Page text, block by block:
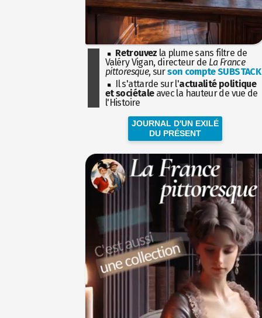
Retrouvez la plume sans filtre de
Valéry Vigan, directeur de La France
pittoresque, surson compte SUBSTACK
Il s'attarde sur l'actualité politique
et sociétaleavec la hauteur de vue de
l'Histoire
JOURNAL D'UN EXILÉ
DU PRÉSENT